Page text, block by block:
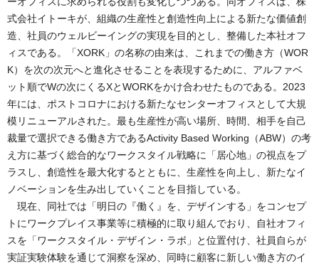
式会社イトーキが、組織の生産性と創造性向上による新たな価値創
造、社員のウェルビーイングの実現を目的とし、整備した本社オフ
ィスである。「XORK」の名称の由来は、これまでの働き方（WOR
K）を次の次元へと進化させることを表現するために、アルファベ
ット順でWの次にくるXとWORKをかけ合わせたものである。2023
年には、ポストコロナにおける新たなセンターオフィスとして大規
模リニューアルされた。最も生産性が高い場所、時間、相手を自己
裁量で選択できる働き方であるActivity Based Working（ABW）の考
え方に基づく総合的なワークスタイル戦略に「居心地」の視点をプ
ラスし、創造性を最大化するとともに、生産性を向上し、新たなイ
ノベーションを生み出していくことを目指している。
現在、同社では「明日の『働く』を、デザインする」をコンセプ
トにワークプレイス事業等に積極的に取り組んでおり、自社オフィ
スを「ワークスタイル・デザイン・ラボ」と位置付け、社員自らが
実証実験体験を通じて洞察を深め、同時に顧客に新しい働き方のイ